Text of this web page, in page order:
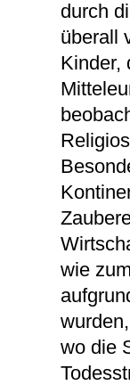
durch
überall
Kinder,
wie
wo die